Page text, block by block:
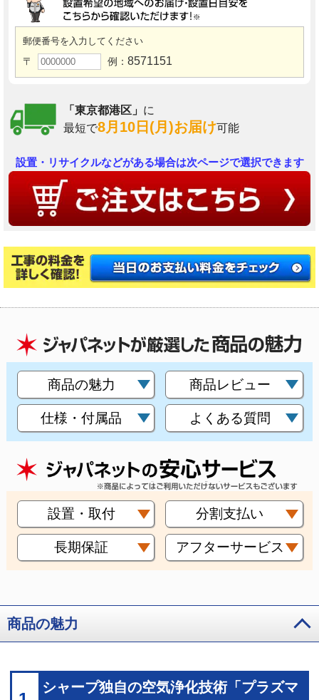
郵便番号を入力してください
〒 例： 8571151
「東京都港区」 に
最短で8月10日(月)お届け可能
設置・リサイクルなどがある場合は次ページで選択できます
商品の魅力 商品レビュー
仕様・付属品 よくある質問
設置・取付 分割支払い
長期保証 アフターサービス
商品の魅力
シャープ独自の空気浄化技術「プラズマ